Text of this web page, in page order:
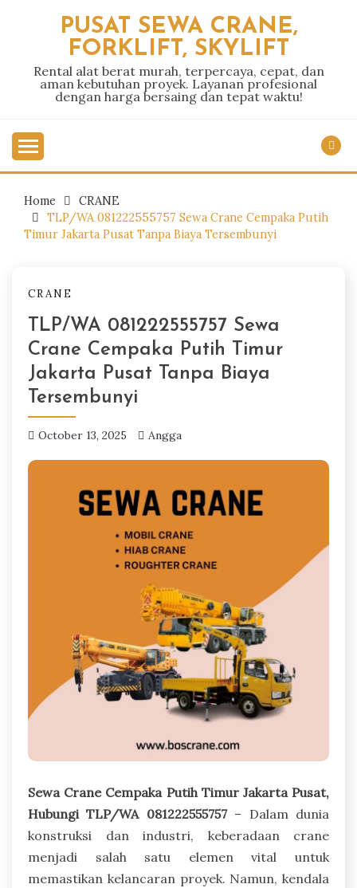
PUSAT SEWA CRANE,
FORKLIFT, SKYLIFT
Rental alat berat murah, terpercaya, cepat, dan
aman kebutuhan proyek. Layanan profesional
dengan harga bersaing dan tepat waktu!
Home
CRANE
TLP/WA 081222555757 Sewa Crane Cempaka Putih
Timur Jakarta Pusat Tanpa Biaya Tersembunyi
CRANE
TLP/WA 081222555757 Sewa
Crane Cempaka Putih Timur
Jakarta Pusat Tanpa Biaya
Tersembunyi
October 13, 2025 Angga
Sewa Crane Cempaka Putih Timur Jakarta Pusat,
Hubungi TLP/WA 081222555757– Dalam dunia
konstruksi dan industri, keberadaan crane
menjadi salah satu elemen vital untuk
memastikan kelancaran proyek. Namun, kendala